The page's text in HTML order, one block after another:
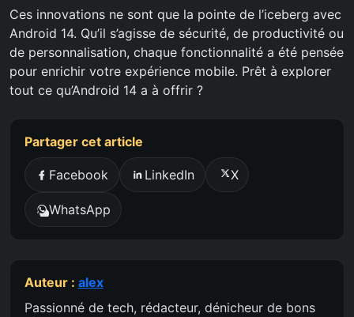
Ces innovations ne sont que la pointe de l’iceberg avec
Android 14. Qu’il s’agisse de sécurité, de productivité ou
de personnalisation, chaque fonctionnalité a été pensée
pour enrichir votre expérience mobile. Prêt à explorer
tout ce qu’Android 14 a à offrir ?
Partager cet article
Facebook LinkedIn X
WhatsApp
Auteur : alex
Passionné de tech, rédacteur, dénicheur de bons